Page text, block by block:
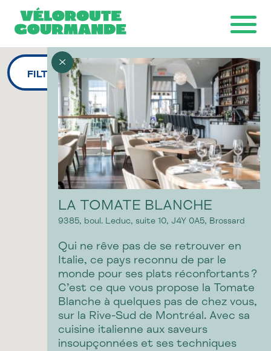
FILTRES Télécharger la carte
Ride with GPS
Ondago
LA TOMATE BLANCHE
9385, boul. Leduc, suite 10, J4Y 0A5, Brossard
Qui ne rêve pas de se retrouver en
Italie, ce pays reconnu de par le
monde pour ses plats réconfortants ?
C’est ce que vous propose la Tomate
Blanche à quelques pas de chez vous,
sur la Rive-Sud de Montréal. Avec sa
cuisine italienne aux saveurs
insoupçonnées et ses techniques